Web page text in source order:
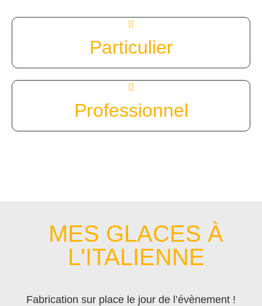
Particulier
Professionnel
MES GLACES À
L'ITALIENNE
Fabrication sur place le jour de l’évènement !